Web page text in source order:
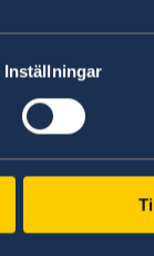
Inställningar